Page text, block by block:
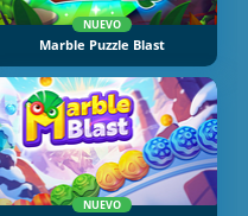
NUEVO
Marble Puzzle Blast
NUEVO